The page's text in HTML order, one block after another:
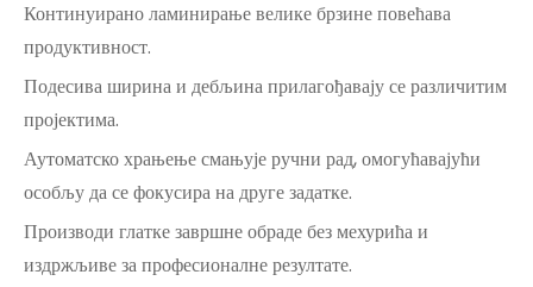
Континуирано ламинирање велике брзине повећава
продуктивност.
Подесива ширина и дебљина прилагођавају се различитим
пројектима.
Аутоматско храњење смањује ручни рад, омогућавајући
особљу да се фокусира на друге задатке.
Производи глатке завршне обраде без мехурића и
издржљиве за професионалне резултате.